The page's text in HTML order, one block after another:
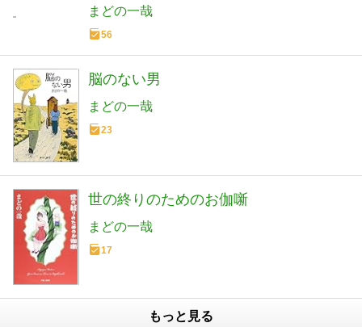
まどの一哉
56
脳のない男
まどの一哉
23
世の終りのためのお伽噺
まどの一哉
17
もっと見る